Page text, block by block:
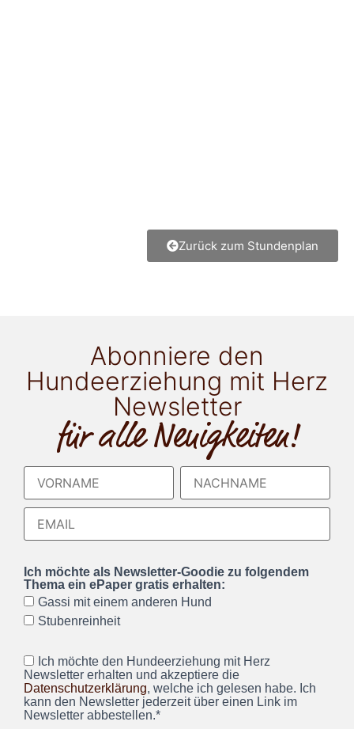
Zurück zum Stundenplan
Abonniere den
Hundeerziehung mit Herz
Newsletter
für alle Neuigkeiten!
Ich möchte als Newsletter-Goodie zu folgendem
Thema ein ePaper gratis erhalten:
Gassi mit einem anderen Hund
Stubenreinheit
Ich möchte den Hundeerziehung mit Herz
Newsletter erhalten und akzeptiere die
Datenschutzerklärung, welche ich gelesen habe. Ich
kann den Newsletter jederzeit über einen Link im
Newsletter abbestellen.*